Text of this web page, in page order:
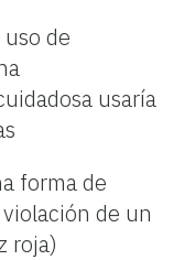
de
usaría
forma de
de un
roja)